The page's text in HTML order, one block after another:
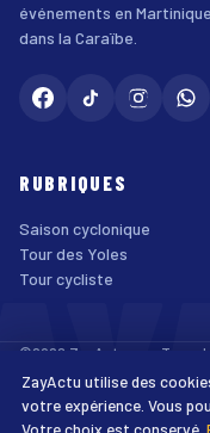
événements en
dans la Caraïbe.
RUBRIQUES
Saison cyclonique
Tour des Yoles
Tour cycliste
©2026 ZayActu.org. Tous
Agency
Mentions légales
ZayActu utilise des
votre expérience. Vous
Votre choix est conservé.